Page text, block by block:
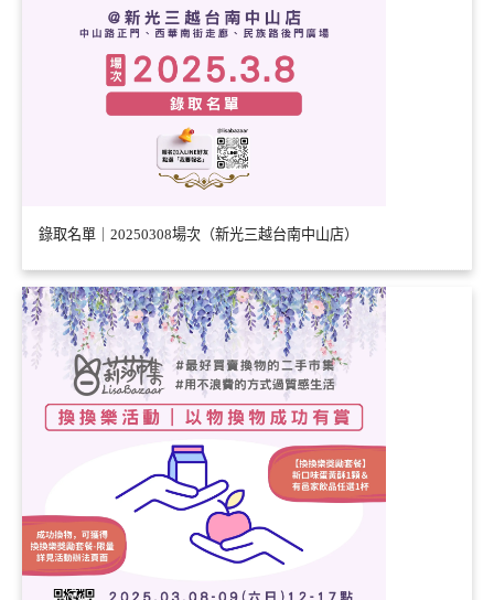
錄取名單｜20250308場次（新光三越台南中山店）